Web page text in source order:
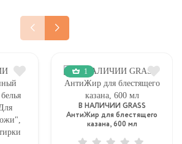
1
В НАЛИЧИИ GRASS
АнтиЖир для блестящего
казана, 600 мл